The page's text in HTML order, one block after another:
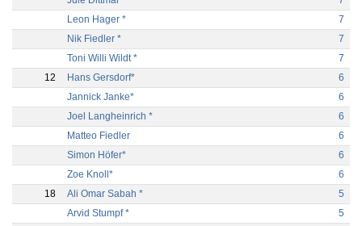
Leon Hager *
7
Nik Fiedler *
7
Toni Willi Wildt *
7
12
Hans Gersdorf*
6
Jannick Janke*
6
Joel Langheinrich *
6
Matteo Fiedler
6
Simon Höfer*
6
Zoe Knoll*
6
18
Ali Omar Sabah *
5
Arvid Stumpf *
5